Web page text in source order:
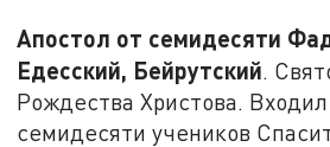
Апостол от семидесяти
Едесский, Бейрутский.
Рождества Христова.
семидесяти учеников